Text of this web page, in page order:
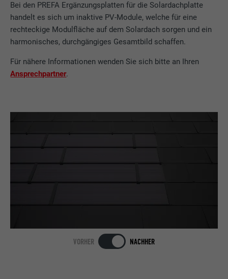
Bei den PREFA Ergänzungsplatten für die Solardachplatte
handelt es sich um inaktive PV-Module, welche für eine
rechteckige Modulfläche auf dem Solardach sorgen und ein
harmonisches, durchgängiges Gesamtbild schaffen.
Für nähere Informationen wenden Sie sich bitte an Ihren
Ansprechpartner.
VORHER NACHHER